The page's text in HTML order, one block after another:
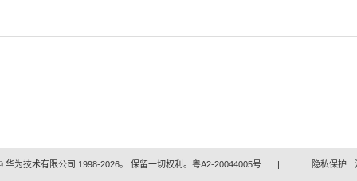
华为技术有限公司 1998-2026。 保留一切权利。粤A2-20044005号 | 隐私保护